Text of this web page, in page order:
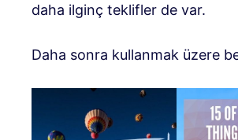
daha ilginç teklifler de var.
Daha sonra kullanmak üzere